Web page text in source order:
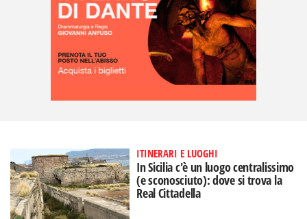
ITINERARI E LUOGHI
In Sicilia c'è un luogo centralissimo
(e sconosciuto): dove si trova la
Real Cittadella